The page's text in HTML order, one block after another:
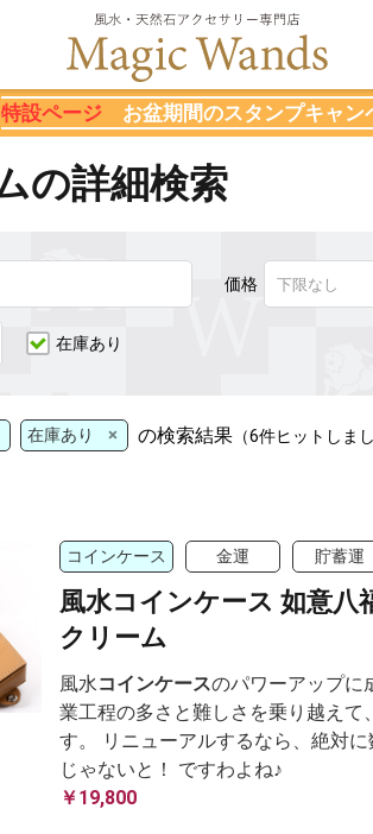
特設ページ お盆期間のスタンプキャン
の詳細検索
価格
在庫あり
在庫あり × の検索結果 （6件ヒットしま
コインケース 金運 貯蓄運
風水コインケース 如意八
クリーム
風水コインケースのパワーアップ
業工程の多さと難しさを乗り越えて
す。 リニューアルするなら、絶対
じゃないと！ ですわよね♪
￥19,800